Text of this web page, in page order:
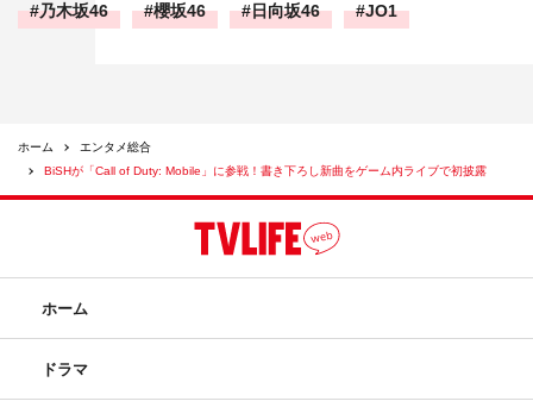
乃木坂46 櫻坂46 日向坂46 JO1
ホーム
エンタメ総合
BiSHが「Call of Duty: Mobile」に参戦！書き下ろし新曲をゲーム内ライブで初披露
ホーム
ドラマ